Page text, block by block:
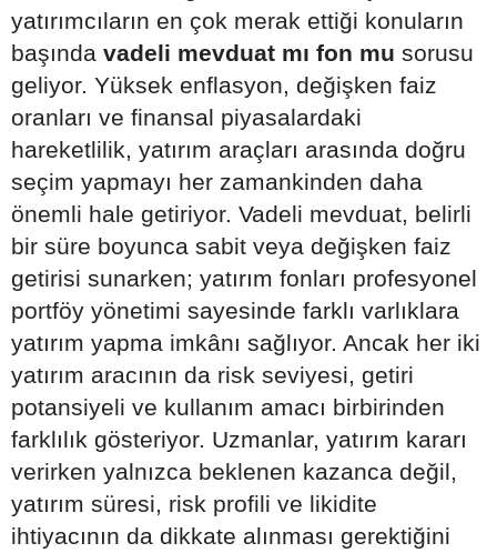
yatırımcıların en çok merak ettiği konuların
başında vadeli mevduat mı fon mu sorusu
geliyor. Yüksek enflasyon, değişken faiz
oranları ve finansal piyasalardaki
hareketlilik, yatırım araçları arasında doğru
seçim yapmayı her zamankinden daha
önemli hale getiriyor. Vadeli mevduat, belirli
bir süre boyunca sabit veya değişken faiz
getirisi sunarken; yatırım fonları profesyonel
portföy yönetimi sayesinde farklı varlıklara
yatırım yapma imkânı sağlıyor. Ancak her iki
yatırım aracının da risk seviyesi, getiri
potansiyeli ve kullanım amacı birbirinden
farklılık gösteriyor. Uzmanlar, yatırım kararı
verirken yalnızca beklenen kazanca değil,
yatırım süresi, risk profili ve likidite
ihtiyacının da dikkate alınması gerektiğini